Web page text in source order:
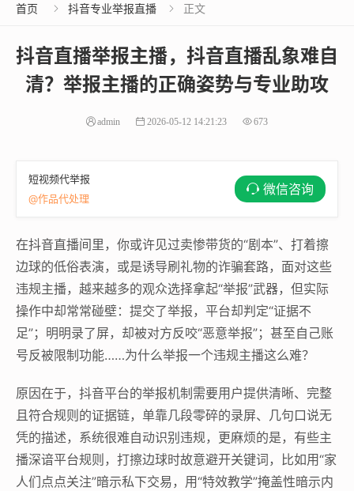
首页  抖音专业举报直播  正文
抖音直播举报主播，抖音直播乱象难自
清？举报主播的正确姿势与专业助攻
admin 2026-05-12 14:21:23 673
短视频代举报
@作品代处理
微信咨询
在抖音直播间里，你或许见过卖惨带货的“剧本”、打着擦
边球的低俗表演，或是诱导刷礼物的诈骗套路，面对这些
违规主播，越来越多的观众选择拿起“举报”武器，但实际
操作中却常常碰壁：提交了举报，平台却判定“证据不
足”；明明录了屏，却被对方反咬“恶意举报”；甚至自己账
号反被限制功能……为什么举报一个违规主播这么难？
原因在于，抖音平台的举报机制需要用户提供清晰、完整
且符合规则的证据链，单靠几段零碎的录屏、几句口说无
凭的描述，系统很难自动识别违规，更麻烦的是，有些主
播深谙平台规则，打擦边球时故意避开关键词，比如用“家
人们点点关注”暗示私下交易，用“特效教学”掩盖性暗示内